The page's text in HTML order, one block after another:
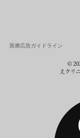
医療広告ガイドライン
©
えクリ